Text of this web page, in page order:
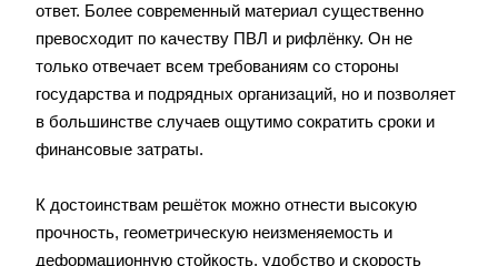
ответ. Более современный материал существенно
превосходит по качеству ПВЛ и рифлёнку. Он не
только отвечает всем требованиям со стороны
государства и подрядных организаций, но и позволяет
в большинстве случаев ощутимо сократить сроки и
финансовые затраты.
К достоинствам решёток можно отнести высокую
прочность, геометрическую неизменяемость и
деформационную стойкость, удобство и скорость